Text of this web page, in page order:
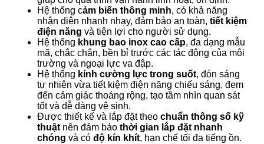
Hệ thống cảm biến thông minh, có khả năng
nhận diện nhanh nhạy, đảm bảo an toàn, tiết kiệm
điện năng và tiện lợi cho người sử dụng.
Hệ thống khung bao inox cao cấp, đa dạng mẫu
mã, chắc chắn, bền bỉ trước các tác động của môi
trường và ngoại lực va đập.
Hệ thống kính cường lực trong suốt, đón sáng
tự nhiên vừa tiết kiệm điện năng chiếu sáng, đem
đến cảm giác thoáng rộng, tạo tầm nhìn quan sát
tốt và dễ dàng vệ sinh.
Được thiết kế và lắp đặt theo chuẩn thông số kỹ
thuật nên đảm bảo thời gian lắp đặt nhanh
chóng và có độ kín khít, hạn chế tối đa tiếng ồn.